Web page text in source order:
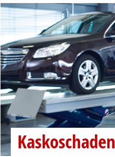
Kaskoschaden